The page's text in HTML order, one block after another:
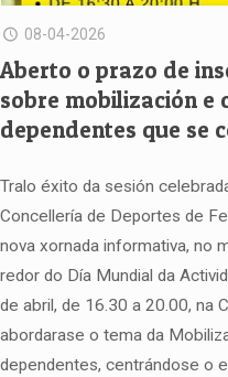
08-04-2026
Aberto o prazo de
sobre mobilización e
dependentes que se
Tralo éxito da sesión
Concellería de Deportes de
nova xornada informativa, no
redor do Día Mundial da
de abril, de 16.30 a 20.00, na
abordarase o tema da
dependentes, centrándose o